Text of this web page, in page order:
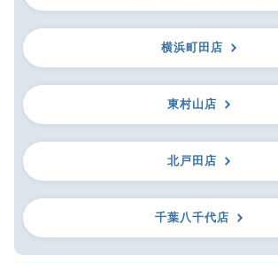
横浜町田店
東村山店
北戸田店
千葉八千代店